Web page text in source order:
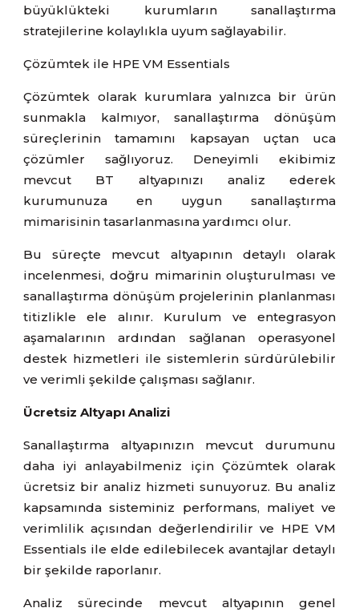
büyüklükteki kurumların sanallaştırma
stratejilerine kolaylıkla uyum sağlayabilir.
Çözümtek ile HPE VM Essentials
Çözümtek olarak kurumlara yalnızca bir ürün
sunmakla kalmıyor, sanallaştırma dönüşüm
süreçlerinin tamamını kapsayan uçtan uca
çözümler sağlıyoruz. Deneyimli ekibimiz
mevcut BT altyapınızı analiz ederek
kurumunuza en uygun sanallaştırma
mimarisinin tasarlanmasına yardımcı olur.
Bu süreçte mevcut altyapının detaylı olarak
incelenmesi, doğru mimarinin oluşturulması ve
sanallaştırma dönüşüm projelerinin planlanması
titizlikle ele alınır. Kurulum ve entegrasyon
aşamalarının ardından sağlanan operasyonel
destek hizmetleri ile sistemlerin sürdürülebilir
ve verimli şekilde çalışması sağlanır.
Ücretsiz Altyapı Analizi
Sanallaştırma altyapınızın mevcut durumunu
daha iyi anlayabilmeniz için Çözümtek olarak
ücretsiz bir analiz hizmeti sunuyoruz. Bu analiz
kapsamında sisteminiz performans, maliyet ve
verimlilik açısından değerlendirilir ve HPE VM
Essentials ile elde edilebilecek avantajlar detaylı
bir şekilde raporlanır.
Analiz sürecinde mevcut altyapının genel